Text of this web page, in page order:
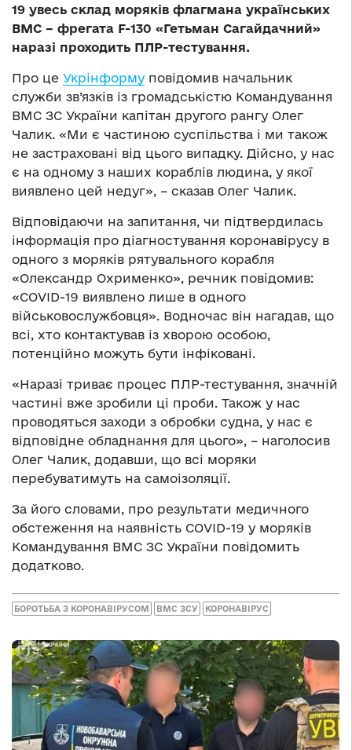
19 увесь склад моряків флагмана українських
ВМС – фрегата F-130 «Гетьман Сагайдачний»
наразі проходить ПЛР-тестування.
Про це Укрінформу повідомив начальник
служби зв’язків із громадськістю Командування
ВМС ЗС України капітан другого рангу Олег
Чалик. «Ми є частиною суспільства і ми також
не застраховані від цього випадку. Дійсно, у нас
є на одному з наших кораблів людина, у якої
виявлено цей недуг», – сказав Олег Чалик.
Відповідаючи на запитання, чи підтвердилась
інформація про діагностування коронавірусу в
одного з моряків рятувального корабля
«Олександр Охрименко», речник повідомив:
«COVID-19 виявлено лише в одного
військовослужбовця». Водночас він нагадав, що
всі, хто контактував із хворою особою,
потенційно можуть бути інфіковані.
«Наразі триває процес ПЛР-тестування, значній
частині вже зробили ці проби. Також у нас
проводяться заходи з обробки судна, у нас є
відповідне обладнання для цього», – наголосив
Олег Чалик, додавши, що всі моряки
перебуватимуть на самоізоляції.
За його словами, про результати медичного
обстеження на наявність COVID-19 у моряків
Командування ВМС ЗС України повідомить
додатково.
БОРОТЬБА З КОРОНАВІРУСОМ ВМС ЗСУ КОРОНАВІРУС